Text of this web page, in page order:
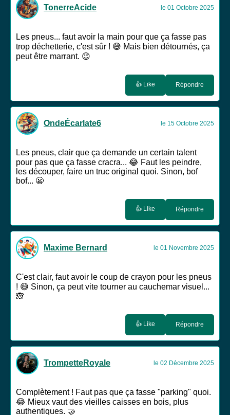
TonerreAcide le 01 Octobre 2025
Les pneus... faut avoir la main pour que ça fasse pas
trop déchetterie, c'est sûr ! 😅 Mais bien détournés, ça
peut être marrant. 😉
👍 Like Répondre
OndeÉcarlate6 le 15 Octobre 2025
Les pneus, clair que ça demande un certain talent
pour pas que ça fasse cracra... 😂 Faut les peindre,
les découper, faire un truc original quoi. Sinon, bof
bof... 😬
👍 Like Répondre
Maxime Bernard le 01 Novembre 2025
C'est clair, faut avoir le coup de crayon pour les pneus
! 😅 Sinon, ça peut vite tourner au cauchemar visuel...
🙈
👍 Like Répondre
TrompetteRoyale le 02 Décembre 2025
Complètement ! Faut pas que ça fasse "parking" quoi.
😂 Mieux vaut des vieilles caisses en bois, plus
authentiques. 🤝